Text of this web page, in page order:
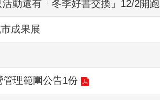
動還有「冬季好書交換」12/2開跑
成果展
管理範圍公告1份